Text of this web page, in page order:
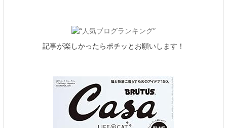
記事が楽しかったらポチッとお願いします！